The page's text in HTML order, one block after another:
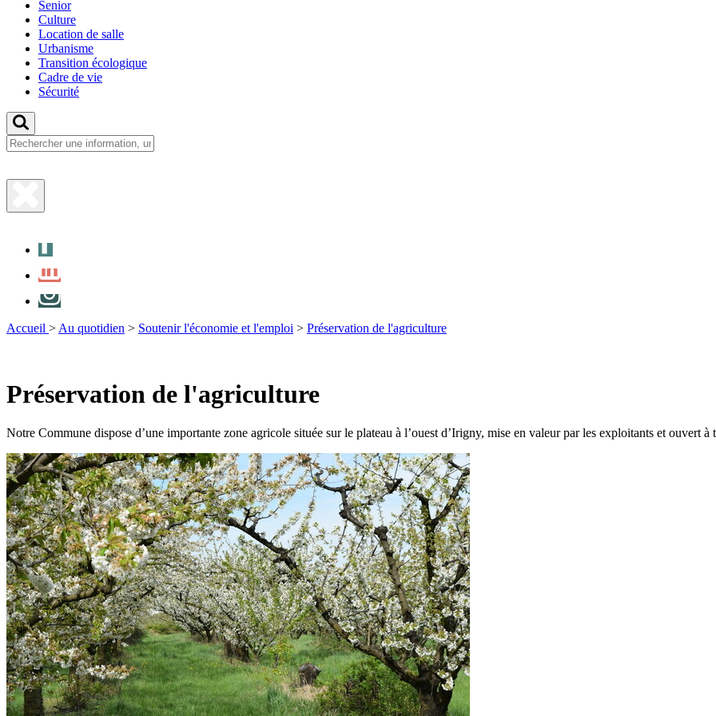
Senior
Culture
Location de salle
Urbanisme
Transition écologique
Cadre de vie
Sécurité
Fermer
Accueil > Au quotidien > Soutenir l'économie et l'emploi > Préservation de l'agriculture
Préservation de l'agriculture
Notre Commune dispose d’une importante zone agricole située sur le plateau à l’ouest d’Irigny, mise en valeur par les exploitants et ouvert